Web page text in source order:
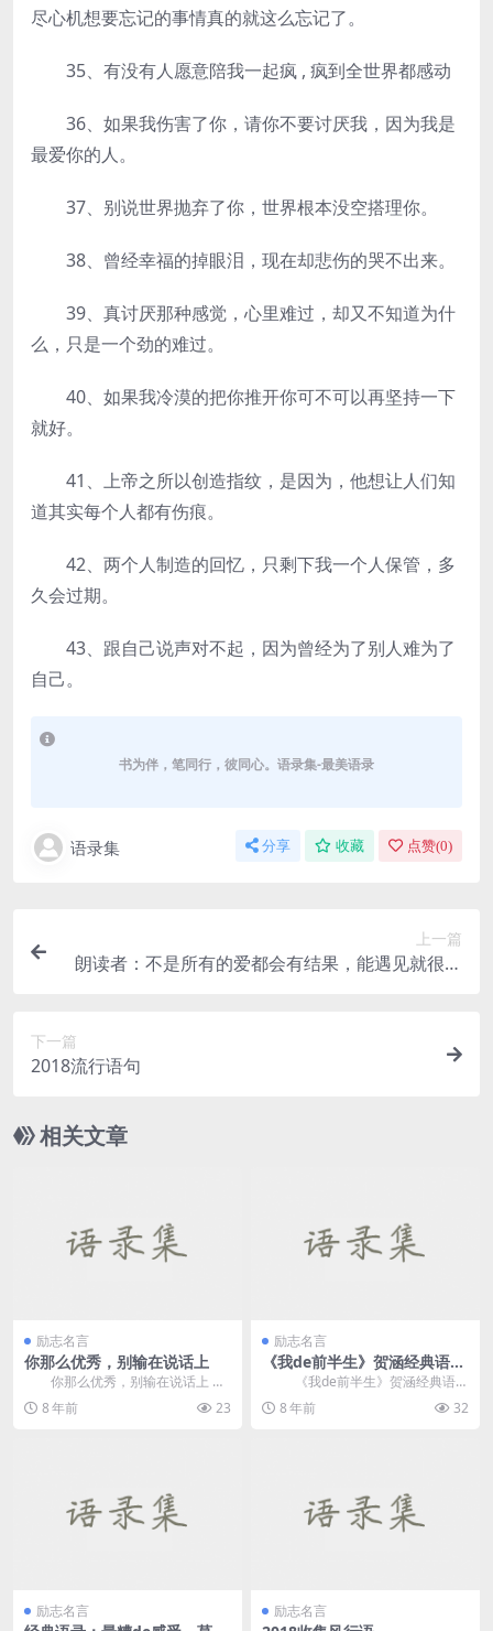
尽心机想要忘记的事情真的就这么忘记了。
35、有没有人愿意陪我一起疯 , 疯到全世界都感动
36、如果我伤害了你，请你不要讨厌我，因为我是
最爱你的人。
37、别说世界抛弃了你，世界根本没空搭理你。
38、曾经幸福的掉眼泪，现在却悲伤的哭不出来。
39、真讨厌那种感觉，心里难过，却又不知道为什
么，只是一个劲的难过。
40、如果我冷漠的把你推开你可不可以再坚持一下
就好。
41、上帝之所以创造指纹，是因为，他想让人们知
道其实每个人都有伤痕。
42、两个人制造的回忆，只剩下我一个人保管，多
久会过期。
43、跟自己说声对不起，因为曾经为了别人难为了
自己。
书为伴，笔同行，彼同心。语录集-最美语录
语录集 分享 收藏 点赞(0)
上一篇
朗读者：不是所有的爱都会有结果，能遇见就很难
下一篇
2018流行语句
相关文章
励志名言
你那么优秀，别输在说话上
你那么优秀，别输在说话上
文/山茶 男人下班，饥肠辘辘
回到家，发现妻...
8 年前 23
励志名言
《我de前半生》贺涵经典语
录，句句shi毒药
《我de前半生》贺涵经典语
录，句句shi毒药 1、没有任
何...8 年前 32
励志名言 励志名言